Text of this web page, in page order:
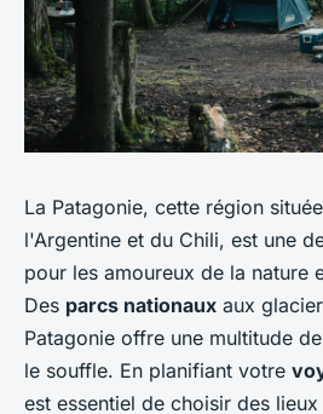
La Patagonie, cette région
l'Argentine et du Chili, est une
pour les amoureux de la nature
Des parcs nationaux aux
Patagonie offre une multitude
le souffle. En planifiant votre
est essentiel de choisir des